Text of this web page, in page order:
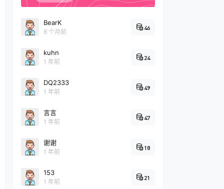
BearK
8 个月前
46
kuhn
1 年前
24
DQ2333
1 年前
49
言言
1 年前
47
谢谢
1 年前
18
153
1 年前
21